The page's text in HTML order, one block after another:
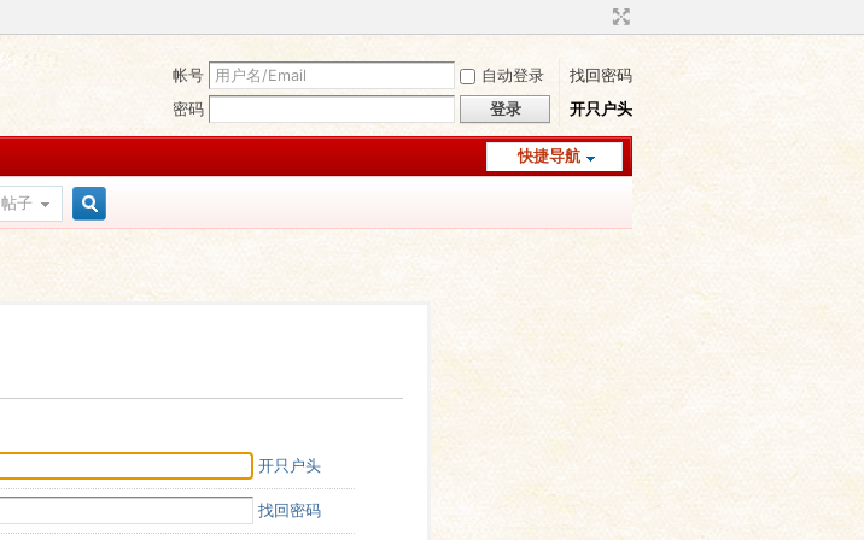
帐号 自动登录
找回密码
密码
登录 开只户头
快捷导航
帖子
开只户头
找回密码